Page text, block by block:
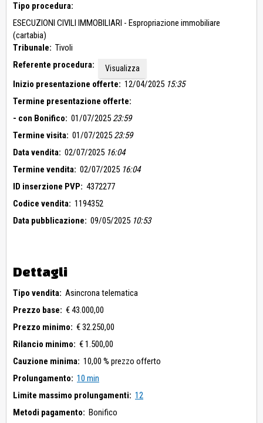
Tipo procedura:
ESECUZIONI CIVILI IMMOBILIARI - Espropriazione immobiliare
(cartabia)
Tribunale: Tivoli
Referente procedura:
Visualizza
Inizio presentazione offerte: 12/04/2025 15:35
Termine presentazione offerte:
- con Bonifico: 01/07/2025 23:59
Termine visita: 01/07/2025 23:59
Data vendita: 02/07/2025 16:04
Termine vendita: 02/07/2025 16:04
ID inserzione PVP: 4372277
Codice vendita: 1194352
Data pubblicazione: 09/05/2025 10:53
Dettagli
Tipo vendita: Asincrona telematica
Prezzo base: € 43.000,00
Prezzo minimo: € 32.250,00
Rilancio minimo: € 1.500,00
Cauzione minima: 10,00 % prezzo offerto
Prolungamento: 10 min
Limite massimo prolungamenti: 12
Metodi pagamento: Bonifico